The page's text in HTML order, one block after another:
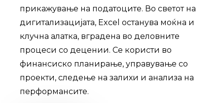
прикажување на податоците. Во светот на
дигитализацијата, Excel останува моќна и
клучна алатка, вградена во деловните
процеси со децении. Се користи во
финансиско планирање, управување со
проекти, следење на залихи и анализа на
перформансите.